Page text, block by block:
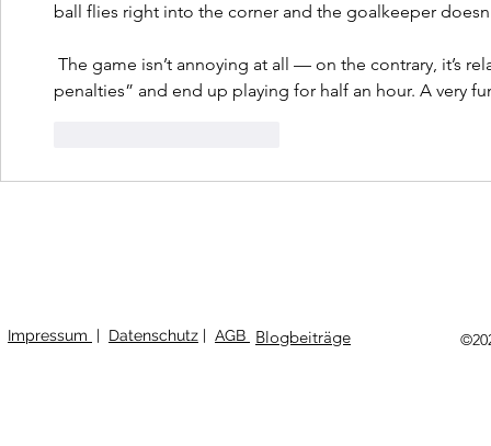
ball flies right into the corner and the goalkeeper
penalties” and end up playing for half an hour. A very
Blogbeiträge
Impressum | Datenschutz | AGB